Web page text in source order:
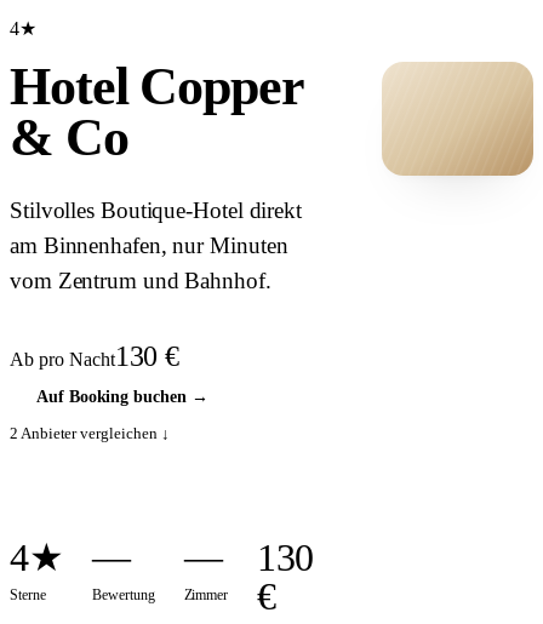
4★
Hotel Copper
& Co
Stilvolles Boutique-Hotel direkt
am Binnenhafen, nur Minuten
vom Zentrum und Bahnhof.
Ab pro Nacht130 €
Auf Booking buchen→
2 Anbieter vergleichen ↓
4★
Sterne
—
Bewertung
—
Zimmer
130
€